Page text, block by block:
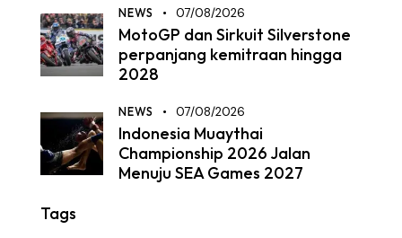
NEWS 07/08/2026
MotoGP dan Sirkuit Silverstone
perpanjang kemitraan hingga
2028
NEWS 07/08/2026
Indonesia Muaythai
Championship 2026 Jalan
Menuju SEA Games 2027
Tags